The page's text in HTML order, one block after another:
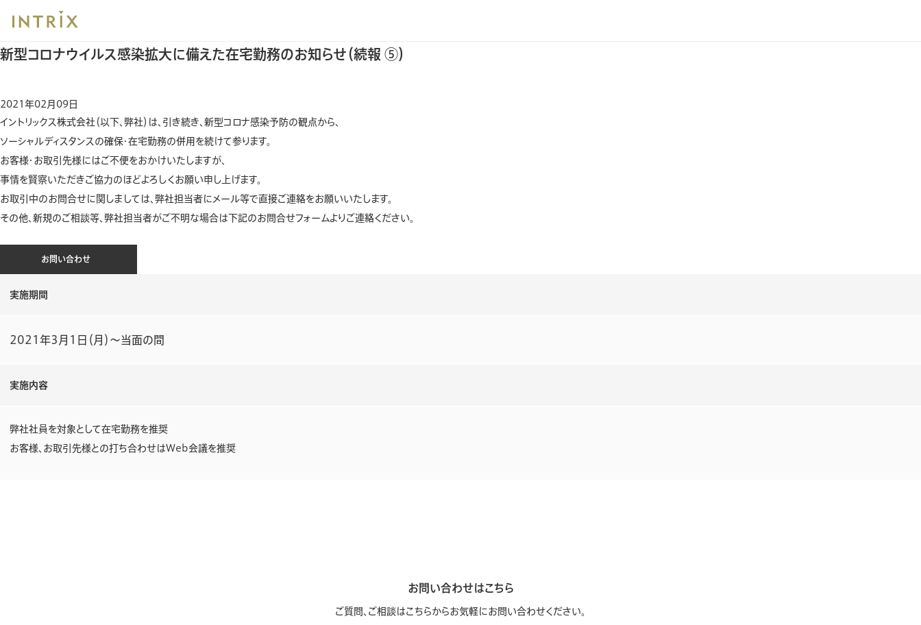
ブ
レッ
ク
HOME
新型コロナウイルス感染拡大に備えた在宅勤務のお知らせ（続報 ⑤）
2021年02月09日
イントリックス株式会社（以下、弊社）は、引き続き、新型コロナ感染予防の観点から、
ソーシャルディスタンスの確保・在宅勤務の併用を続けて参ります。
お客様・お取引先様にはご不便をおかけいたしますが、
事情を賢察いただきご協力のほどよろしくお願い申し上げます。
お取引中のお問合せに関しましては、弊社担当者にメール等で直接ご連絡をお願いいたします。
その他、新規のご相談等、弊社担当者がご不明な場合は下記のお問合せフォームよりご連絡ください。
お問い合わせ
実施期間
2021年3月1日（月）～当面の間
実施内容
弊社社員を対象として在宅勤務を推奨
お客様、お取引先様との打ち合わせはWeb会議を推奨
お問い合わせはこちら
ご質問、ご相談はこちらからお気軽にお問い合わせください。